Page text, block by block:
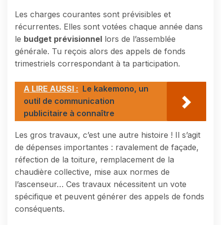
Les charges courantes sont prévisibles et
récurrentes. Elles sont votées chaque année dans
le budget prévisionnel lors de l’assemblée
générale. Tu reçois alors des appels de fonds
trimestriels correspondant à ta participation.
A LIRE AUSSI : Le kakemono, un
outil de communication
publicitaire à connaître
Les gros travaux, c’est une autre histoire ! Il s’agit
de dépenses importantes : ravalement de façade,
réfection de la toiture, remplacement de la
chaudière collective, mise aux normes de
l’ascenseur… Ces travaux nécessitent un vote
spécifique et peuvent générer des appels de fonds
conséquents.